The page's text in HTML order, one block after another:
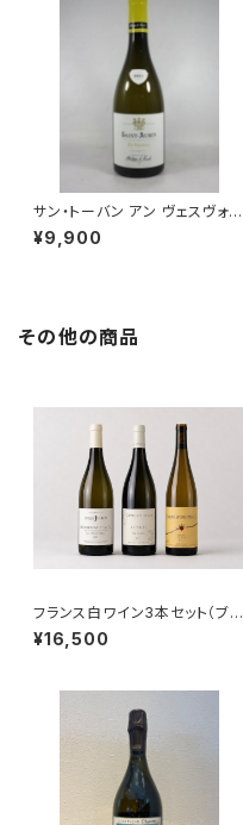
サン・トーバン アン ヴェスヴォー
ブラン 2021 750ml フィリップ・
ル・アルディ
¥9,900
その他の商品
フランス白ワイン3本セット（ブル
ゴーニュ アリゴテ レ・クリュゾッ
ト 2023・シャブリ ペル・アスペ
¥16,500